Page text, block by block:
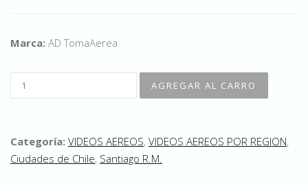
Marca: AD TomaAerea
Categoría: VIDEOS AEREOS, VIDEOS AEREOS POR REGION,
Ciudades de Chile, Santiago R.M.